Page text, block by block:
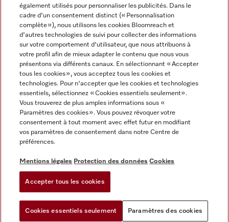
FRANÇAIS
Mentions légales
CGV
Protection des données
Paramètres des cookies
Miele sur Youtube
également utilisés pour personnaliser les publicités. Dans le
cadre d'un consentement distinct (« Personnalisation
complète »), nous utilisons les cookies Bloomreach et
d'autres technologies de suivi pour collecter des informations
sur votre comportement d'utilisateur, que nous attribuons à
votre profil afin de mieux adapter le contenu que nous vous
présentons via différents canaux. En sélectionnant « Accepter
tous les cookies », vous acceptez tous les cookies et
technologies. Pour n'accepter que les cookies et technologies
essentiels, sélectionnez « Cookies essentiels seulement».
Vous trouverez de plus amples informations sous «
Paramètres des cookies ». Vous pouvez révoquer votre
consentement à tout moment avec effet futur en modifiant
vos paramètres de consentement dans notre Centre de
préférences.
Mentions légales Protection des données Cookies
Accepter tous les cookies
Cookies essentiels seulement Paramètres des cookies